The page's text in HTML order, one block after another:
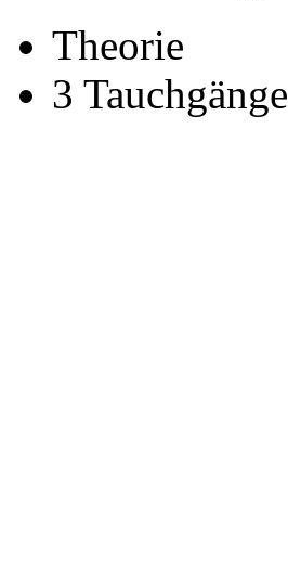
Theorie
3 Tauchgänge